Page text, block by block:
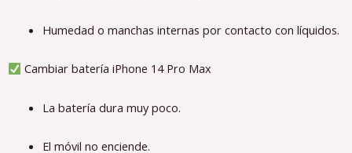
Humedad o manchas internas por contacto con líquidos.
Cambiar batería iPhone 14 Pro Max
La batería dura muy poco.
El móvil no enciende.